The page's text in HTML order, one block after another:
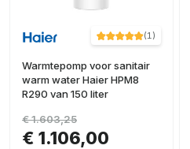
(1)
Warmtepomp voor sanitair
warm water Haier HPM8
R290 van 150 liter
€ 1.106,00
€ 1.603,25